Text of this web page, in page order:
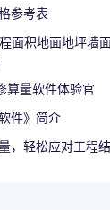
参考表
面积地面地坪墙
算量软件体验官
件》简介
，轻松应对工程